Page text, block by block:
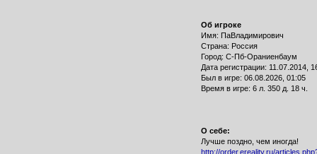
Об игроке
Имя: ПаВладимирович
Страна: Россия
Город: С-Пб-Ораниенбаум
Дата регистрации: 11.07.2014,
Был в игре: 06.08.2026, 01:05
Время в игре: 6 л. 350 д. 18 ч.
О себе:
Лучше поздно, чем иногда!
http://order.ereality.ru/